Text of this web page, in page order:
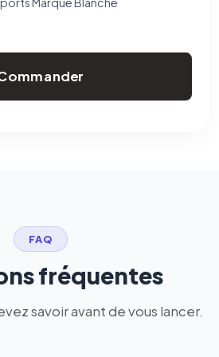
FAQ
fréquentes
savoir avant de vous lancer.